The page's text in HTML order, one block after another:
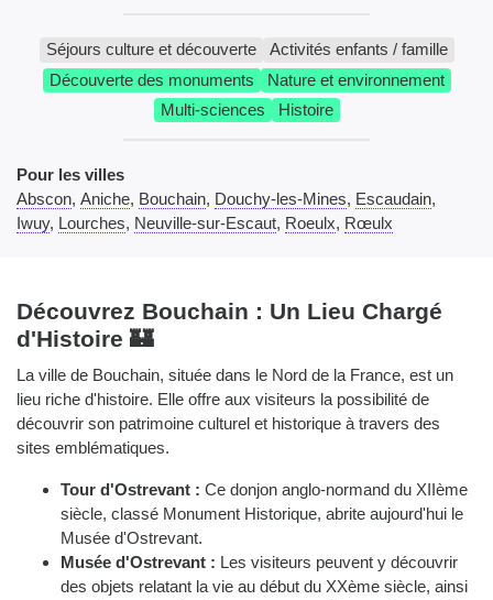
Séjours culture et découverte
Activités enfants / famille
Découverte des monuments
Nature et environnement
Multi-sciences
Histoire
Pour les villes
Abscon, Aniche, Bouchain, Douchy-les-Mines, Escaudain,
Iwuy, Lourches, Neuville-sur-Escaut, Roeulx, Rœulx
Découvrez Bouchain : Un Lieu Chargé
d'Histoire 🏰
La ville de Bouchain, située dans le Nord de la France, est un
lieu riche d'histoire. Elle offre aux visiteurs la possibilité de
découvrir son patrimoine culturel et historique à travers des
sites emblématiques.
Tour d'Ostrevant : Ce donjon anglo-normand du XIIème
siècle, classé Monument Historique, abrite aujourd'hui le
Musée d'Ostrevant.
Musée d'Ostrevant : Les visiteurs peuvent y découvrir
des objets relatant la vie au début du XXème siècle, ainsi